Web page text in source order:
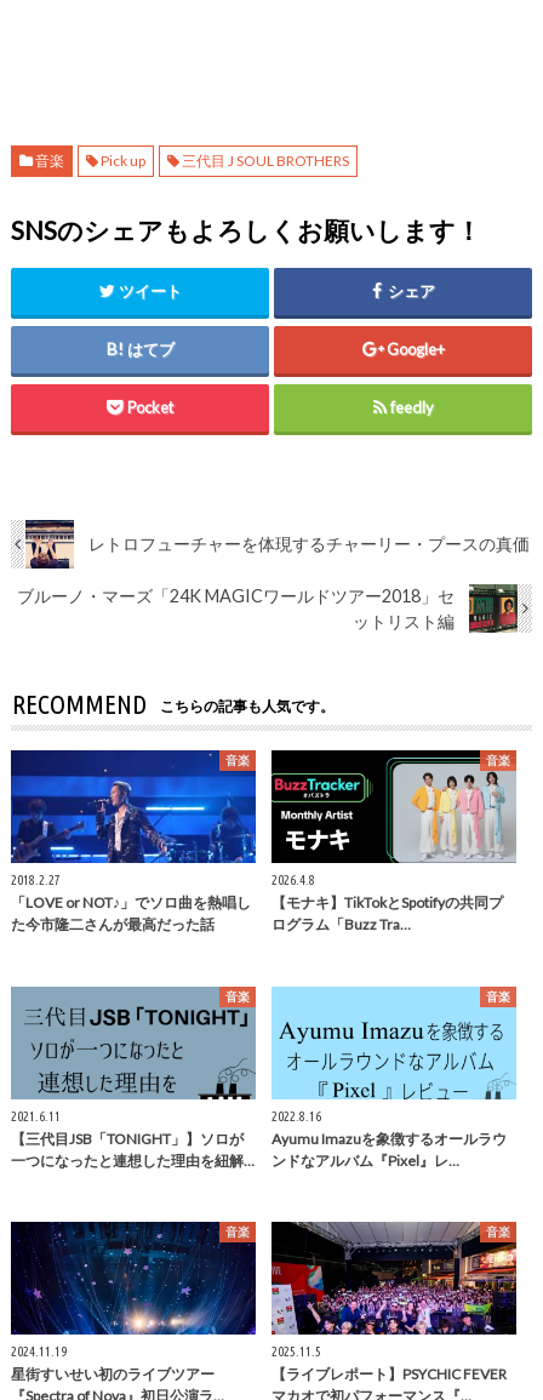
音楽 Pick up 三代目 J SOUL BROTHERS
SNSのシェアもよろしくお願いします！
ツイート シェア
はてブ Google+
Pocket feedly
レトロフューチャーを体現するチャーリー・プースの真価
ブルーノ・マーズ「24K MAGICワールドツアー2018」セ
ットリスト編
RECOMMEND こちらの記事も人気です。
音楽
2018.2.27
「LOVE or NOT♪」でソロ曲を熱唱し
た今市隆二さんが最高だった話
音楽
2026.4.8
【モナキ】TikTokとSpotifyの共同プ
ログラム「Buzz Tra…
音楽
2021.6.11
【三代目JSB「TONIGHT」】ソロが
一つになったと連想した理由を紐解…
音楽
2022.8.16
Ayumu Imazuを象徴するオールラウ
ンドなアルバム『Pixel』レ…
音楽
2024.11.19
星街すいせい初のライブツアー
『Spectra of Nova』初日公演ラ…
音楽
2025.11.5
【ライブレポート】PSYCHIC FEVER
マカオで初パフォーマンス『…